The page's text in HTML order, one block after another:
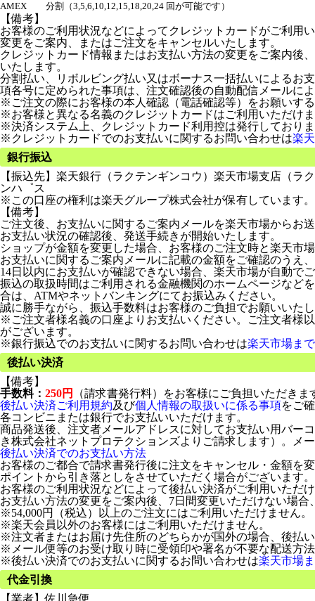
AMEX
分割（3,5,6,10,12,15,18,20,24 回が可能です）
【備考】
お客様のご利用状況などによってクレジットカードがご利用
変更をご案内、またはご注文をキャンセルいたします。
クレジットカード情報またはお支払い方法の変更をご案内後
いたします。
分割払い、リボルビング払い又はボーナス一括払いによるお
項各号に定められた事項は、注文確認後の自動配信メールに
※ご注文の際にお客様の本人確認（電話確認等）をお願いす
※お客様と異なる名義のクレジットカードはご利用いただけ
※決済システム上、クレジットカード利用控は発行しており
※クレジットカードでのお支払いに関するお問い合わせは楽
銀行振込
【振込先】楽天銀行（ラクテンギンコウ）楽天市場支店（ラ
ンハ゜ス
※この口座の権利は楽天グループ株式会社が保有しています。
【備考】
ご注文後、お支払いに関するご案内メールを楽天市場からお
お支払い状況の確認後、発送手続きが開始いたします。
ショップが金額を変更した場合、お客様のご注文時と楽天市
お支払いに関するご案内メールに記載の金額をご確認のうえ
14日以内にお支払いが確認できない場合、楽天市場が自動で
振込の取扱時間はご利用される金融機関のホームページなど
合は、ATMやネットバンキングにてお振込みください。
誠に勝手ながら、振込手数料はお客様のご負担でお願いいた
※ご注文者様名義の口座よりお支払いください。ご注文者様
がございます。
※銀行振込でのお支払いに関するお問い合わせは楽天市場ま
後払い決済
【備考】
手数料： 250円
（請求書発行料）をお客様にご負担いただきま
後払い決済ご利用規約及び個人情報の取扱いに係る事項をご
各コンビニまたは銀行でお支払いいただけます。
商品発送後、注文者メールアドレスに対してお支払い用バー
き株式会社ネットプロテクションズよりご請求します）。メ
後払い決済でのお支払い方法
お客様のご都合で請求書発行後に注文をキャンセル・金額を
ポイントから引き落としをさせていただく場合がございます。
お客様のご利用状況などによって後払い決済がご利用いただ
お支払い方法の変更をご案内後、7日間変更いただけない場
※54,000円（税込）以上のご注文にはご利用いただけません。
※楽天会員以外のお客様にはご利用いただけません。
※注文者またはお届け先住所のどちらかが国外の場合、後払
※メール便等のお受け取り時に受領印や署名が不要な配送方
※後払い決済でのお支払いに関するお問い合わせは楽天市場
代金引換